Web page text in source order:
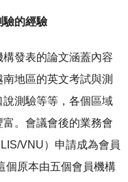
驗的經驗
發表的論文涵蓋內容
地區的英文考試與測
測驗等等，各個區域
。會議會後的業務會
VNU）申請成為會員
個原本由五個會員機構